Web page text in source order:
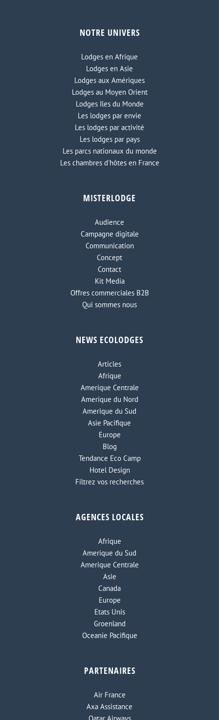
NOTRE UNIVERS
Lodges en Afrique
Lodges en Asie
Lodges aux Amériques
Lodges au Moyen Orient
Lodges Iles du Monde
Les lodges par envie
Les lodges par activité
Les lodges par pays
Les parcs nationaux du monde
Les chambres d'hôtes en France
MISTERLODGE
Audience
Campagne digitale
Communication
Concept
Contact
Kit Media
Offres commerciales B2B
Qui sommes nous
NEWS ECOLODGES
Articles
Afrique
Amerique Centrale
Amerique du Nord
Amerique du Sud
Asie Pacifique
Europe
Blog
Tendance Eco Camp
Hotel Design
Filtrez vos recherches
AGENCES LOCALES
Afrique
Amerique du Sud
Amerique Centrale
Asie
Canada
Europe
Etats Unis
Groenland
Oceanie Pacifique
PARTENAIRES
Air France
Axa Assistance
Qatar Airways